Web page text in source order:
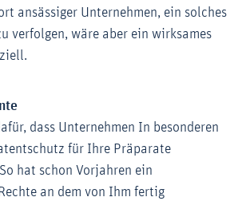
ansässiger Unternehmen, ein solches
verfolgen, wäre aber ein wirksames
dass Unternehmen In besonderen
für Ihre Präparate
hat schon Vorjahren ein
an dem von Ihm fertig